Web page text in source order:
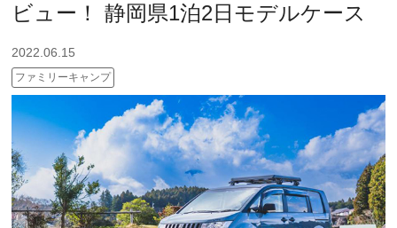
ビュー！ 静岡県1泊2日モデルケース
2022.06.15
ファミリーキャンプ